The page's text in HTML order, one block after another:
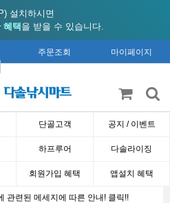
설치하시면
혜택 을 받을 수 있습니다.
주문조회 마이페이지
단골고객 공지 / 이벤트
하프루어 다솔라이징
회원가입 혜택 앱설치 혜택
관련된 메세지에 따른 안내! 클릭!!